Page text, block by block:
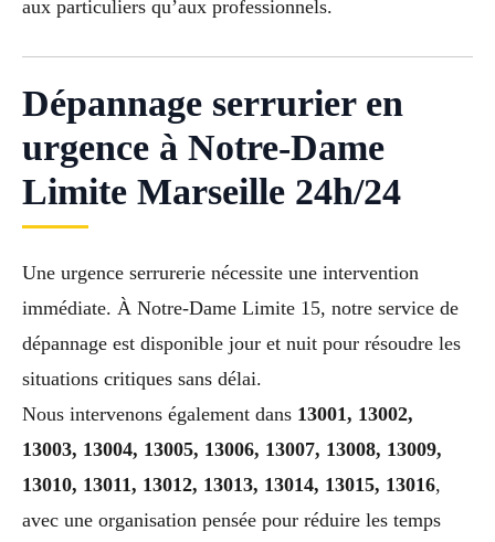
aux particuliers qu’aux professionnels.
Dépannage serrurier en
urgence à Notre-Dame
Limite Marseille 24h/24
Une urgence serrurerie nécessite une intervention
immédiate. À Notre-Dame Limite 15, notre service de
dépannage est disponible jour et nuit pour résoudre les
situations critiques sans délai.
Nous intervenons également dans 13001, 13002,
13003, 13004, 13005, 13006, 13007, 13008, 13009,
13010, 13011, 13012, 13013, 13014, 13015, 13016,
avec une organisation pensée pour réduire les temps